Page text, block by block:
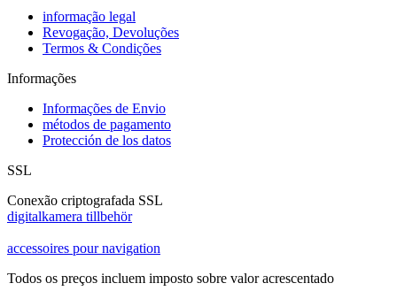
informação legal
Revogação, Devoluções
Termos & Condições
Informações
Informações de Envio
métodos de pagamento
Protección de los datos
SSL
Conexão criptografada SSL
digitalkamera tillbehör
accessoires pour navigation
Todos os preços incluem imposto sobre valor acrescentado